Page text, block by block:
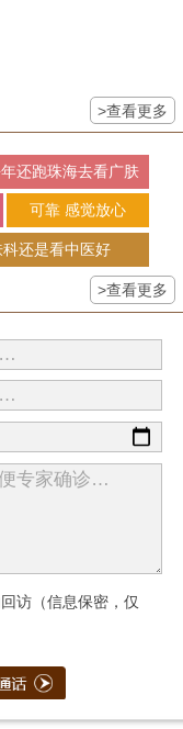
>查看更多
还跑珠海去看广肤
可靠 感觉放心
科还是看中医好
>查看更多
访（信息保密，仅